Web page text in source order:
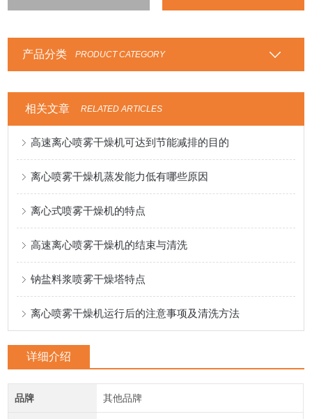
产品分类 PRODUCT CATEGORY
相关文章 RELATED ARTICLES
高速离心喷雾干燥机可达到节能减排的目的
离心喷雾干燥机蒸发能力低有哪些原因
离心式喷雾干燥机的特点
高速离心喷雾干燥机的结束与清洗
钠盐料浆喷雾干燥塔特点
离心喷雾干燥机运行后的注意事项及清洗方法
详细介绍
品牌 其他品牌